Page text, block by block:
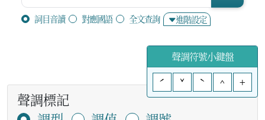
詞目音讀 對應國語 全文查詢 進階設定
聲調符號小鍵盤
ˊ
ˇ ˋ ^ +
聲調標記